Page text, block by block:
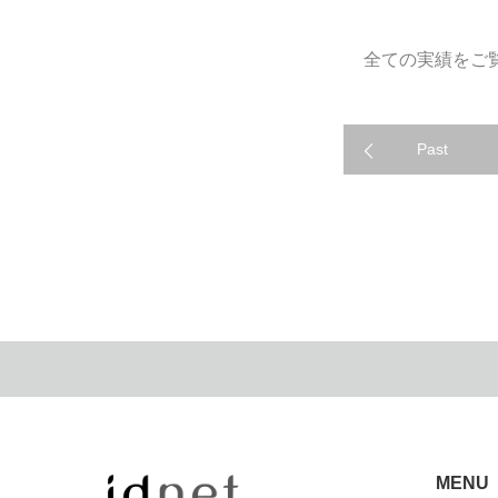
全ての実績をご
Past
WORKS
MENU